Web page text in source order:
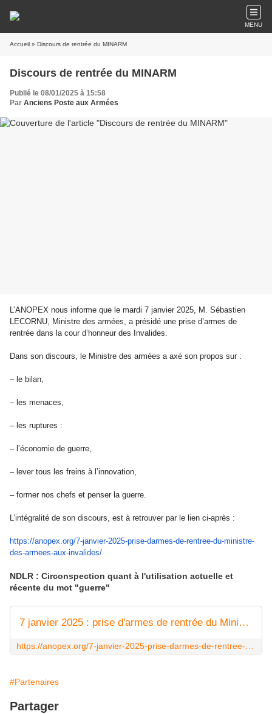
MENU
Accueil » Discours de rentrée du MINARM
Discours de rentrée du MINARM
Publié le 08/01/2025 à 15:58
Par Anciens Poste aux Armées
L’ANOPEX nous informe que le mardi 7 janvier 2025, M. Sébastien
LECORNU, Ministre des armées, a présidé une prise d’armes de
rentrée dans la cour d’honneur des Invalides.
Dans son discours, le Ministre des armées a axé son propos sur :
– le bilan,
– les menaces,
– les ruptures :
– l’économie de guerre,
– lever tous les freins à l’innovation,
– former nos chefs et penser la guerre.
L’intégralité de son discours, est à retrouver par le lien ci-après :
https://anopex.org/7-janvier-2025-prise-darmes-de-rentree-du-ministre-
des-armees-aux-invalides/
NDLR : Circonspection quant à l'utilisation actuelle et
récente du mot "guerre"
7 janvier 2025 : prise d'armes de rentrée du Ministre des armées aux Invalides - ANOPEX
#Partenaires
Partager